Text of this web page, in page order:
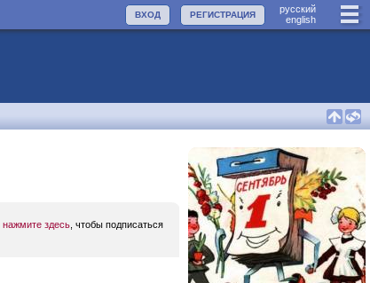
руccкий
english
РЕГИСТРАЦИЯ
ВХОД
нажмите здесь , чтобы подписаться